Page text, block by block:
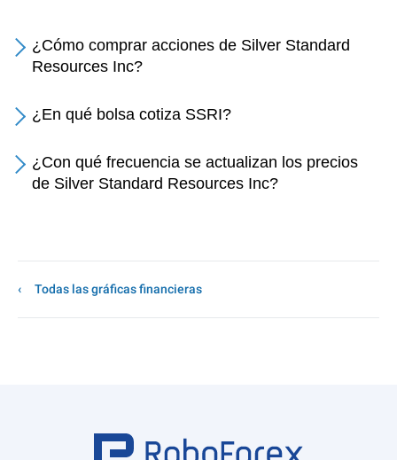
¿Cómo comprar acciones de Silver Standard
Resources Inc?
¿En qué bolsa cotiza SSRI?
¿Con qué frecuencia se actualizan los precios
de Silver Standard Resources Inc?
Todas las gráficas financieras